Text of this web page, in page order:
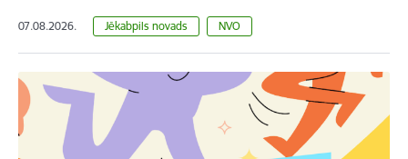
07.08.2026. Jēkabpils novads NVO